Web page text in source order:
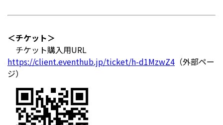
＜チケット＞
チケット購入用URL
https://client.eventhub.jp/ticket/h-d1MzwZ4 （外部ペー
ジ）